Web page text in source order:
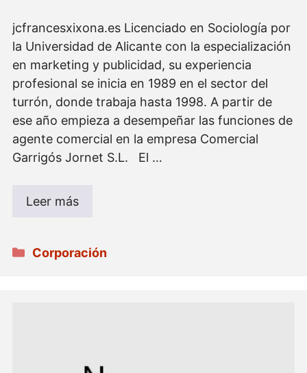
jcfrancesxixona.es Licenciado en Sociología por
la Universidad de Alicante con la especialización
en marketing y publicidad, su experiencia
profesional se inicia en 1989 en el sector del
turrón, donde trabaja hasta 1998. A partir de
ese año empieza a desempeñar las funciones de
agente comercial en la empresa Comercial
Garrigós Jornet S.L. El …
Leer más
Categorías
Corporación